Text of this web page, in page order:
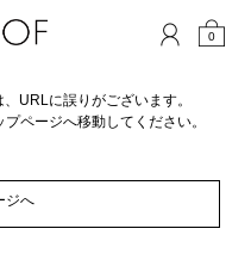
0
URLに誤りがございます。
ページへ移動してください。
ジへ